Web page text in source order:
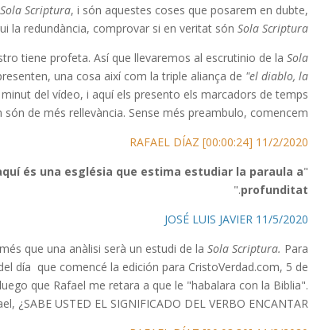
Sola Scriptura, i són aquestes coses que posarem en dubte,
la redundància, comprovar si en veritat són Sola Scriptura.
tiene profeta. Así que llevaremos al escrutinio de la Sola
una cosa així com la triple aliança de "el diablo, la
del vídeo, i aquí els presento els marcadors de temps
de més rellevància. Sense més preambulo, comencem—
11/2/2020 RAFAEL DÍAZ [00:00:24]
"
és una església que estima estudiar la paraula a
profunditat
."
11/5/2020 JOSÉ LUIS JAVIER
que una anàlisi serà un estudi de laSola Scriptura. Para
día que comencé la edición para CristoVerdad.com, 5 de
que Rafael me retara a que le "habalara con la Biblia".
USTED EL SIGNIFICADO DEL VERBO ENCANTAR?